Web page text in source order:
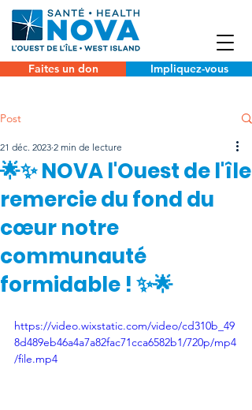
Faites un don Impliquez-vous
Post
🌟✨ NOVA l'Ouest de l'île
remercie du fond du
cœur notre
communauté
formidable ! ✨🌟
21 déc. 2023 2 min de lecture
https://video.wixstatic.com/video/cd310b_49
8d489eb46a4a7a82fac71cca6582b1/720p/mp4
/file.mp4